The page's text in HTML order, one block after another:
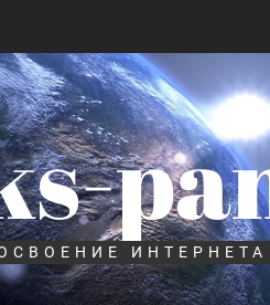
ИНТЕРНЕТА
риски и способы хранения
сервиса, наращивания ресниц и
коммерческих веб-ресурсов